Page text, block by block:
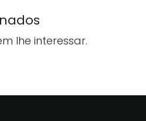
lhe interessar.